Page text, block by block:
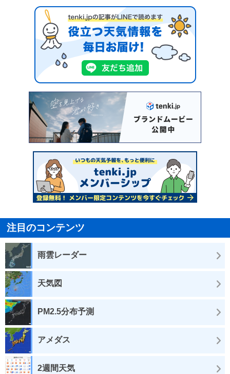
注目のコンテンツ
雨雲レーダー
天気図
PM2.5分布予測
アメダス
2週間天気